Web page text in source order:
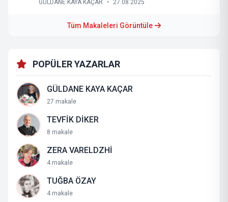
GÜLDANE KAYA KAÇAR • 27.08.2025
Tüm Makaleleri Görüntüle
POPÜLER YAZARLAR
GÜLDANE KAYA KAÇAR
27 makale
TEVFİK DİKER
8 makale
ZERA VARELDZHİ
4 makale
TUĞBA ÖZAY
4 makale